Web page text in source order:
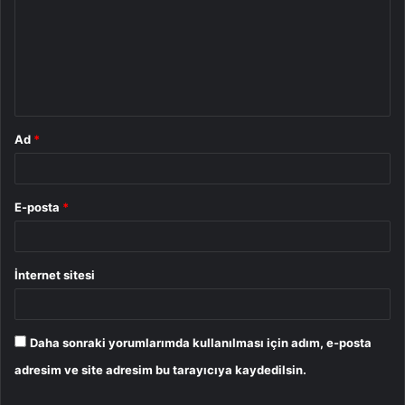
Ad *
E-posta *
İnternet sitesi
Daha sonraki yorumlarımda kullanılması için adım, e-posta
adresim ve site adresim bu tarayıcıya kaydedilsin.